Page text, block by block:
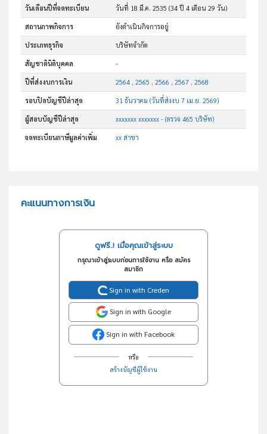
วันเดือนปีที่จดทะเบียน วันที่ 18 มี.ค. 2535(34 ปี 4 เดือน 29 วัน)
สถานภาพกิจการ ยังดำเนินกิจการอยู่
ประเภทธุรกิจ บริษัทจำกัด
สัญชาตินิติบุคคล -
ปีที่ส่งงบการเงิน 2564 , 2565 , 2566 , 2567 , 2568
รอบปิดบัญชีปีล่าสุด 31 ธันวาคม (วันที่ส่งงบ 7 เม.ย. 2569)
ผู้สอบบัญชีปีล่าสุด xxxxxxx xxxxxxx - (ตรวจ 465 บริษัท)
จดทะเบียนภาษีมูลค่าเพิ่ม xx สาขา
คะแนนทางการเงิน
ดูฟรี..! เมื่อคุณเข้าสู่ระบบ
กรุณาเข้าสู่ระบบก่อนการใช้งาน หรือ สมัคร
สมาชิก
Sign in with Creden
Sign in with Google
Sign in with Facebook
หรือ
สร้างบัญชีผู้ใช้งาน